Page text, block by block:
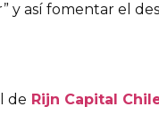
y así fomentar el
de Rijn Capital